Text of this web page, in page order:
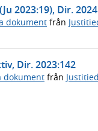
2023:19), Dir.
dokument från
Dir. 2023:142
dokument från